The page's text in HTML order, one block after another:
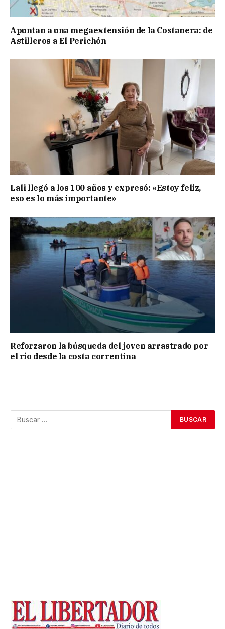
Apuntan a una megaextensión de la Costanera: de
Astilleros a El Perichón
Lali llegó a los 100 años y expresó: «Estoy feliz,
eso es lo más importante»
Reforzaron la búsqueda del joven arrastrado por
el río desde la costa correntina